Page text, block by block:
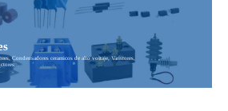
Condensadores ceramicos de alto voltaje, Varistores,